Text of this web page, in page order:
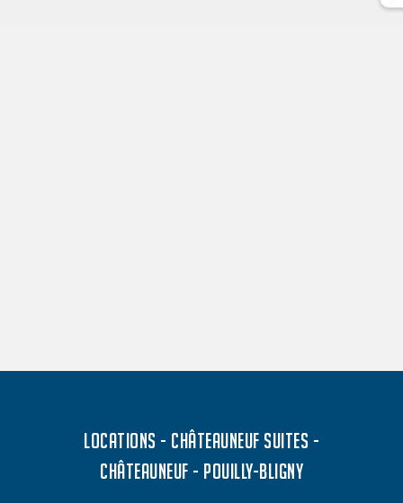
LOCATIONS - CHÂTEAUNEUF SUITES -
CHÂTEAUNEUF - POUILLY-BLIGNY